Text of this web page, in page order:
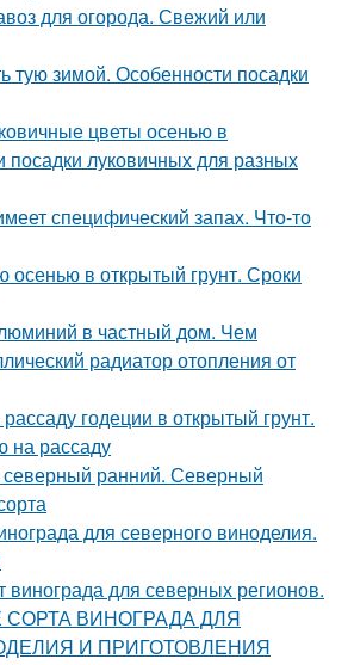
для огорода. Свежий или
тую зимой. Особенности посадки
цветы осенью в
посадки луковичных для разных
специфический запах. Что-то
осенью в открытый грунт. Сроки
в частный дом. Чем
радиатор отопления от
годеции в открытый грунт.
на рассаду
северный ранний. Северный
для северного виноделия.
для северных регионов.
ВИНОГРАДА ДЛЯ
И ПРИГОТОВЛЕНИЯ